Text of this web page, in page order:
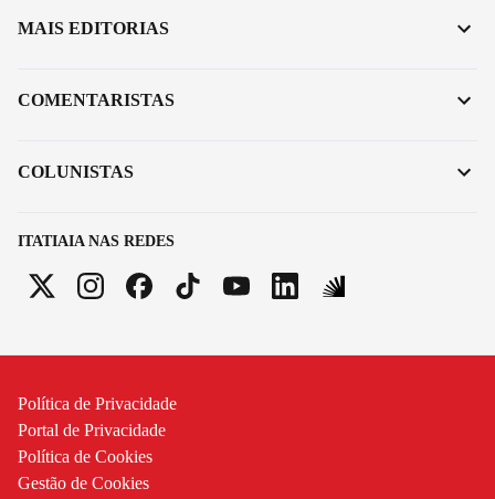
ITATIAIA NAS REDES
MAIS EDITORIAS
COMENTARISTAS
COLUNISTAS
Política de Privacidade
Portal de Privacidade
Política de Cookies
Gestão de Cookies